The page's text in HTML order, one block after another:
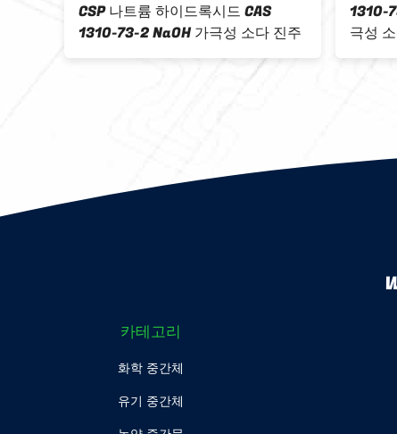
CAS 1314-13-2 ZnO 초미세 아연 산
화물 분말 99.0% 피부 관리 용품
CAS
(ZnO)
적합합
카테고리
화학 중간체
유기 중간체